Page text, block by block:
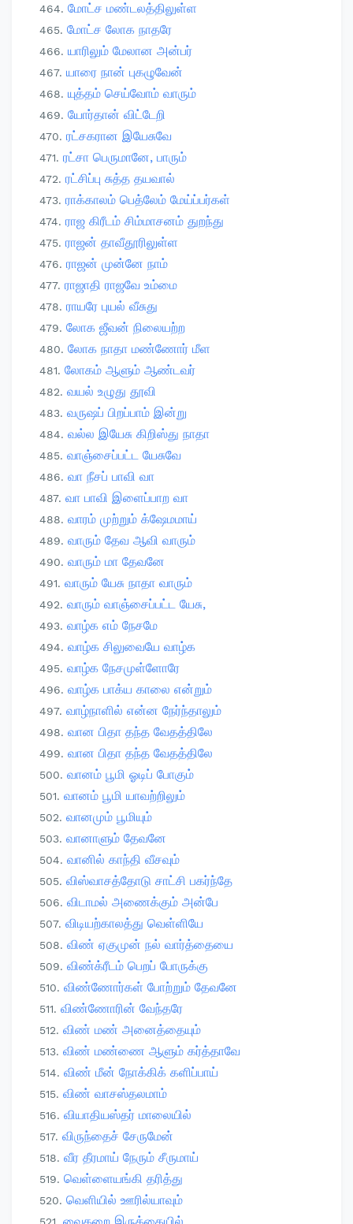
மோட்ச மண்டலத்திலுள்ள
மோட்ச லோக நாதரே
யாரிலும் மேலான அன்பர்
யாரை நான் புகழுவேன்
யுத்தம் செய்வோம் வாரும்
யோர்தான் விட்டேறி
ரட்சகரான இயேசுவே
ரட்சா பெருமானே, பாரும்
ரட்சிப்பு சுத்த தயவால்
ராக்காலம் பெத்லேம் மேய்ப்பர்கள்
ராஜ கிரீடம் சிம்மாசனம் துறந்து
ராஜன் தாவீதூரிலுள்ள
ராஜன் முன்னே நாம்
ராஜாதி ராஜவே உம்மை
ராயரே புயல் வீசுது
லோக ஜீவன் நிலையற்ற
லோக நாதா மண்ணோர் மீள
லோகம் ஆளும் ஆண்டவர்
வயல் உழுது தூவி
வருஷப் பிறப்பாம் இன்று
வல்ல இயேசு கிறிஸ்து நாதா
வாஞ்சைப்பட்ட யேசுவே
வா நீசப் பாவி வா
வா பாவி இளைப்பாற வா
வாரம் முற்றும் க்ஷேமமாய்
வாரும் தேவ ஆவி வாரும்
வாரும் மா தேவனே
வாரும் யேசு நாதா வாரும்
வாரும் வாஞ்சைப்பட்ட யேசு,
வாழ்க எம் நேசமே
வாழ்க சிலுவையே வாழ்க
வாழ்க நேசமுள்ளோரே
வாழ்க பாக்ய காலை என்றும்
வாழ்நாளில் என்ன நேர்ந்தாலும்
வான பிதா தந்த வேதத்திலே
வான பிதா தந்த வேதத்திலே
வானம் பூமி ஓடிப் போகும்
வானம் பூமி யாவற்றிலும்
வானமும் பூமியும்
வானாளும் தேவனே
வானில் காந்தி வீசவும்
விஸ்வாசத்தோடு சாட்சி பகர்ந்தே
விடாமல் அணைக்கும் அன்பே
விடியற்காலத்து வெள்ளியே
விண் ஏகுமுன் நல் வார்த்தையை
விண்க்ரீடம் பெறப் போருக்கு
விண்ணோர்கள் போற்றும் தேவனே
விண்ணோரின் வேந்தரே
விண் மண் அனைத்தையும்
விண் மண்ணை ஆளும் கர்த்தாவே
விண் மீன் நோக்கிக் களிப்பாய்
விண் வாசஸ்தலமாம்
வியாதியஸ்தர் மாலையில்
விருந்தைச் சேருமேன்
வீர தீரமாய் நேரும் சீருமாய்
வெள்ளையங்கி தரித்து
வெளியில் ஊரில்யாவும்